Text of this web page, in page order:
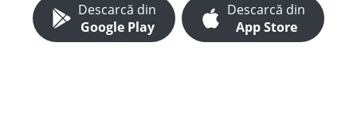
Descarcă din
Google Play
Descarcă din
App Store